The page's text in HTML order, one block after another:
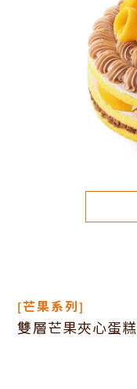
[芒果系列]
雙層芒果夾心蛋糕